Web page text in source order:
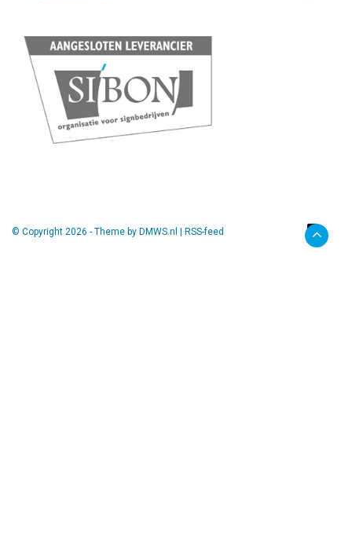
© Copyright 2026 - Theme by DMWS.nl | RSS-feed